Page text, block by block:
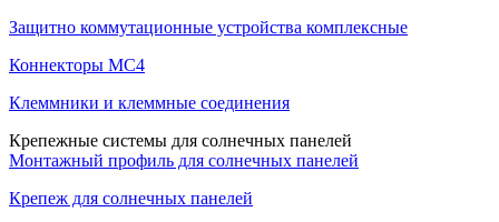
Защитно коммутационные устройства комплексные
Коннекторы MC4
Клеммники и клеммные соединения
Крепежные системы для солнечных панелей
Монтажный профиль для солнечных панелей
Крепеж для солнечных панелей